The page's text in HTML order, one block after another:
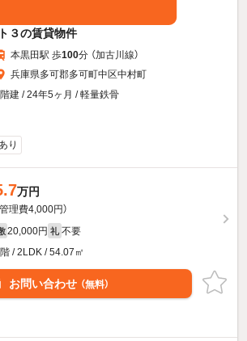
３の賃貸物件
本黒田駅 歩100分 （加古川線）
兵庫県多可郡多可町中区中村町
建 / 24年5ヶ月 / 軽量鉄骨
り
万円
管理費4,000円）
20,000円 礼 不要
/ 2LDK / 54.07㎡
お問い合わせ （無料）